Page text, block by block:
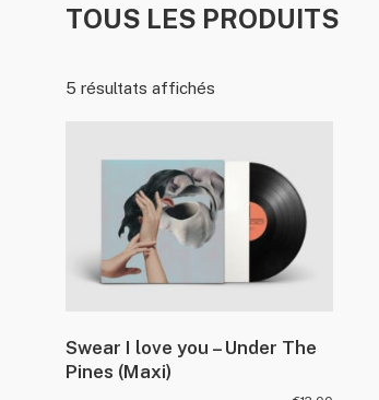
TOUS LES PRODUITS
5 résultats affichés
Swear I love you – Under The
Pines (Maxi)